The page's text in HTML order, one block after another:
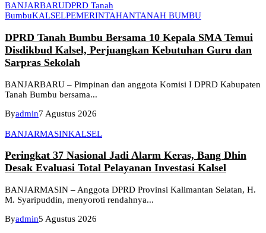
BANJARBARUDPRD Tanah
BumbuKALSELPEMERINTAHANTANAH BUMBU
DPRD Tanah Bumbu Bersama 10 Kepala SMA Temui
Disdikbud Kalsel, Perjuangkan Kebutuhan Guru dan
Sarpras Sekolah
BANJARBARU – Pimpinan dan anggota Komisi I DPRD Kabupaten
Tanah Bumbu bersama...
Byadmin7 Agustus 2026
BANJARMASINKALSEL
Peringkat 37 Nasional Jadi Alarm Keras, Bang Dhin
Desak Evaluasi Total Pelayanan Investasi Kalsel
BANJARMASIN – Anggota DPRD Provinsi Kalimantan Selatan, H.
M. Syaripuddin, menyoroti rendahnya...
Byadmin5 Agustus 2026